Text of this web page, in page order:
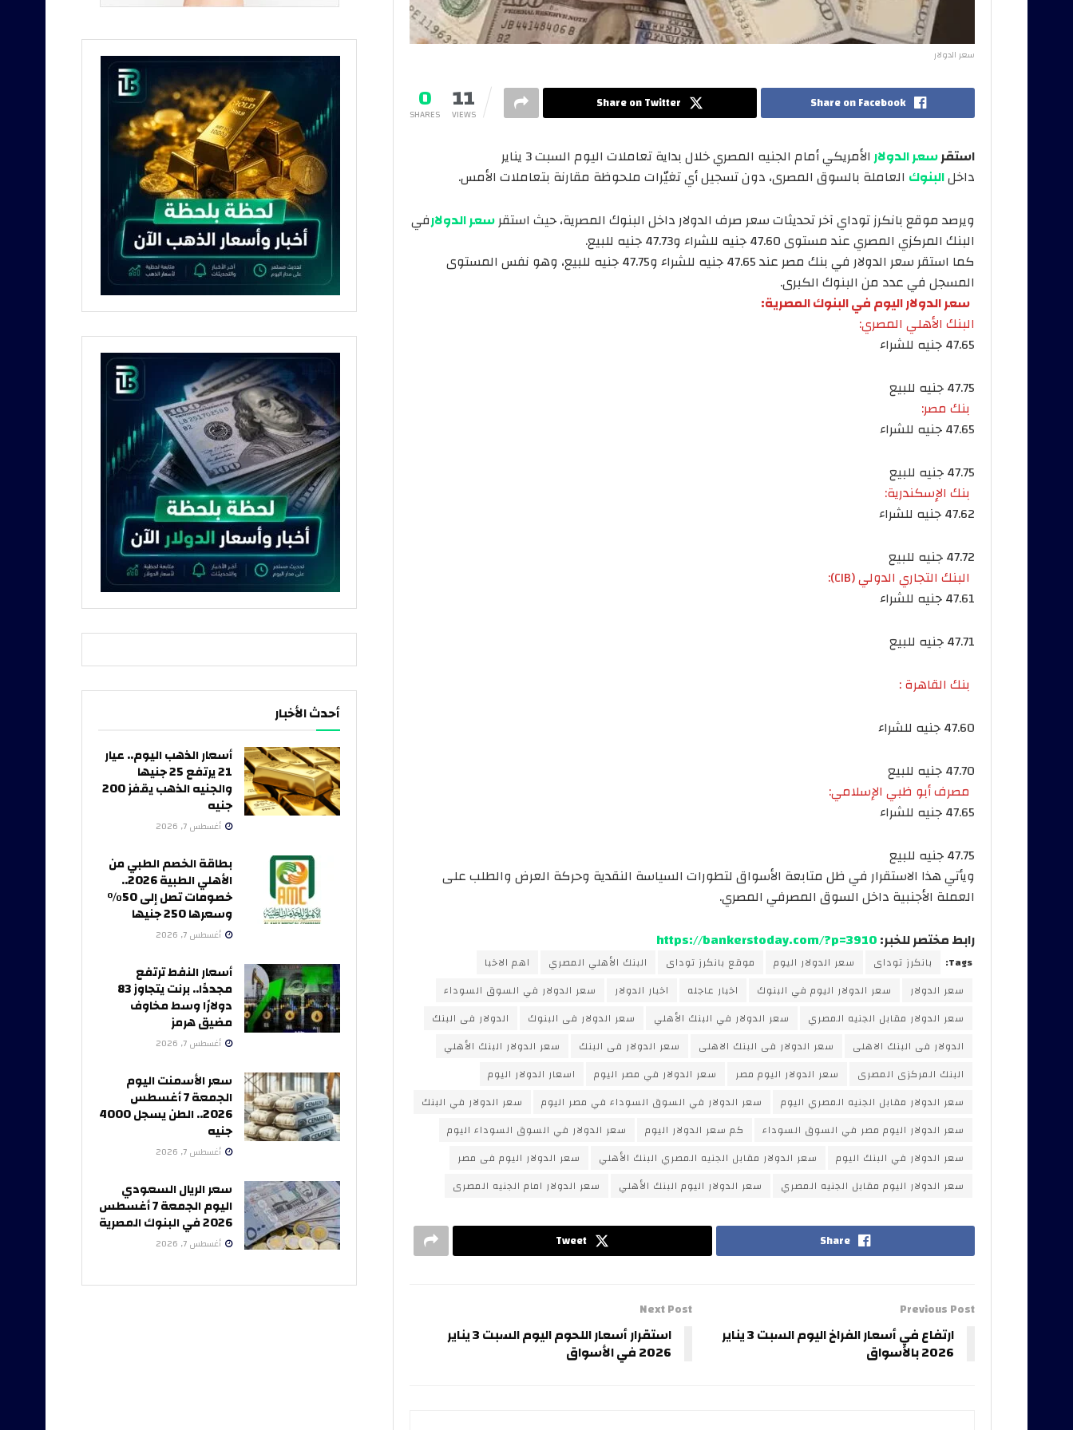
سعر الدولار
0
SHARES 11
VIEWS
Share on Facebook
Share on Twitter
استقرسعر الدولار
الأمريكي أمام الجنيه المصري خلال بداية تعاملات اليوم السبت 3 يناير
داخلالبنوك العاملة بالسوق المصرى، دون تسجيل أي تغيّرات ملحوظة مقارنة بتعاملات الأمس.
ويرصد موقع بانكرز توداي آخر تحديثات سعر صرف الدولار داخل البنوك المصرية، حيث استقرسعر الدولارفي
البنك المركزي المصري عند مستوى 47.60 جنيه للشراء و47.73 جنيه للبيع.
كما استقر سعر الدولار في بنك مصر عند 47.65 جنيه للشراء و47.75 جنيه للبيع، وهو نفس المستوى
المسجل في عدد من البنوك الكبرى.
سعر الدولار اليوم في البنوك المصرية:
البنك الأهلي المصري:
47.65 جنيه للشراء
47.75 جنيه للبيع
بنك مصر:
47.65 جنيه للشراء
47.75 جنيه للبيع
بنك الإسكندرية:
47.62 جنيه للشراء
47.72 جنيه للبيع
البنك التجاري الدولي (CIB):
47.61 جنيه للشراء
47.71 جنيه للبيع
بنك القاهرة :
47.60 جنيه للشراء
47.70 جنيه للبيع
مصرف أبو ظبي الإسلامي:
47.65 جنيه للشراء
47.75 جنيه للبيع
ويأتي هذا الاستقرار في ظل متابعة الأسواق لتطورات السياسة النقدية وحركة العرض والطلب على
العملة الأجنبية داخل السوق المصرفي المصري.
رابط مختصر للخبر:https://bankerstoday.com/?p=3910
Tags: بانكرز توداى سعر الدولار اليوم موقع بانكرز توداى البنك الأهلي المصري
اهم الاخبا
سعر الدولار
سعر الدولار اليوم في البنوك اخبار عاجله اخبار الدولار
سعر الدولار في السوق السوداء
سعر الدولار مقابل الجنيه المصري
سعر الدولار في البنك الأهلي سعر الدولار فى البنوك
الدولار فى البنك
الدولار فى البنك الاهلى
سعر الدولار فى البنك الاهلى سعر الدولار فى البنك
سعر الدولار البنك الأهلي
البنك المركزى المصرى
سعر الدولار اليوم مصر سعر الدولار في مصر اليوم
اسعار الدولار اليوم
سعر الدولار مقابل الجنيه المصري اليوم
سعر الدولار في السوق السوداء في مصر اليوم
سعر الدولار في البنك
سعر الدولار اليوم مصر في السوق السوداء
كم سعر الدولار اليوم
سعر الدولار في السوق السوداء اليوم
سعر الدولار في البنك اليوم
سعر الدولار مقابل الجنيه المصري البنك الأهلي
سعر الدولار اليوم فى مصر
سعر الدولار اليوم مقابل الجنيه المصري
سعر الدولار اليوم البنك الأهلي سعر الدولار امام الجنيه المصرى
Share
Tweet
Previous Post
ارتفاع في أسعار الفراخ اليوم السبت 3 يناير
2026 بالأسواق
Next Post
استقرار أسعار اللحوم اليوم السبت 3 يناير
2026 في الأسواق
أحدث الأخبار
أسعار الذهب اليوم.. عيار
21 يرتفع 25 جنيها
والجنيه الذهب يقفز 200
جنيه
أغسطس 7, 2026
بطاقة الخصم الطبي من
الأهلي الطبية 2026..
خصومات تصل إلى 50%
وسعرها 250 جنيها
أغسطس 7, 2026
أسعار النفط ترتفع
مجددًا.. برنت يتجاوز 83
دولارًا وسط مخاوف
مضيق هرمز
أغسطس 7, 2026
سعر الأسمنت اليوم
الجمعة 7 أغسطس
2026.. الطن يسجل 4000
جنيه
أغسطس 7, 2026
سعر الريال السعودي
اليوم الجمعة 7 أغسطس
2026 في البنوك المصرية
أغسطس 7, 2026